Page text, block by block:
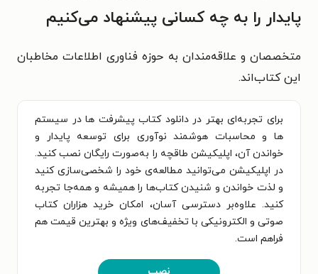
پایدار را به چه کسانی پیشنهاد می‌کنیم
متخصصان و علاقه‌مندان به حوزه فناوری اطلاعات مخاطبان
این کتاب‌اند.
برای تجربه‌ای بهتر در دانلود کتاب پیشرفت ها در سیستم
ها و محاسبات هوشمند نوآوری برای توسعه پایدار و
خواندن آن، اپلیکیشن طاقچه را به‌صورت رایگان نصب کنید.
در اپلیکیشن می‌توانید مطالعه‌ی خود را شخصی‌سازی کنید
و لذت خواندن و شنیدن کتاب‌ها را همیشه و همه‌جا تجربه
کنید. علاوه‌بر دسترسی آسان، امکان خرید هزاران کتاب
صوتی و الکترونیکی با تخفیف‌های ویژه و بهترین قیمت هم
فراهم است.